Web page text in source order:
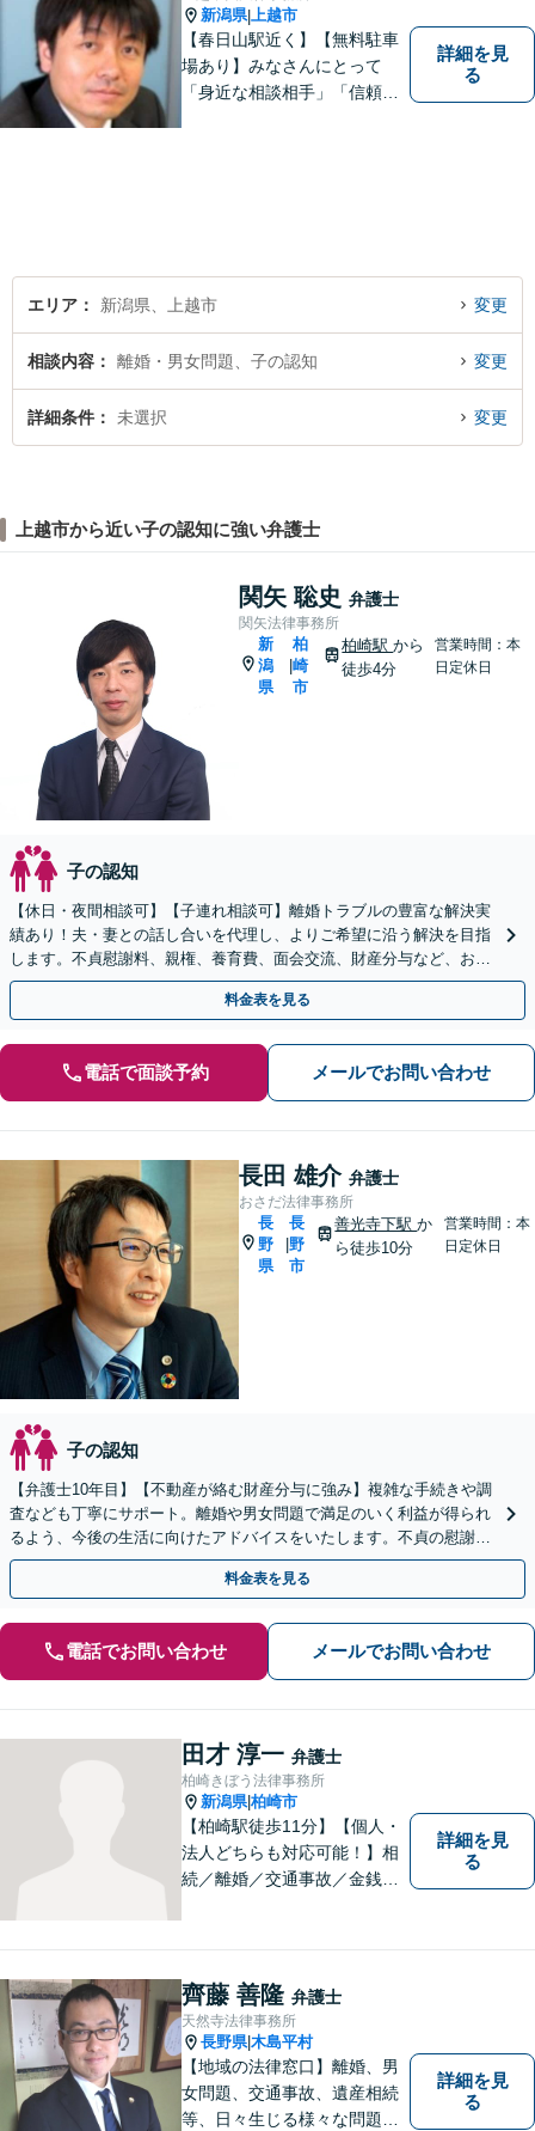
新潟県|上越市
【春日山駅近く】【無料駐車
場あり】みなさんにとって
「身近な相談相手」「信頼で
ください。
詳細を見
る
エリア 新潟県、上越市 変更
相談内容 離婚・男女問題、子の認知 変更
詳細条件 未選択 変更
上越市から近い子の認知に強い弁護士
関矢 聡史 弁護士
関矢法律事務所
新
潟
県
柏
崎
市
柏崎駅から
徒歩4分
営業時間：本
日定休日
子の認知
【休日・夜間相談可】【子連れ相談可】離婚トラブルの豊富な解決実
績あり！夫・妻との話し合いを代理し、よりご希望に沿う解決を目指
します。不貞慰謝料、親権、養育費、面会交流、財産分与など、お気
軽にご相談ください【柏崎駅4分】【弁護士歴10年以上】
料金表を見る
電話で面談予約 メールでお問い合わせ
長田 雄介 弁護士
おさだ法律事務所
長
野
県
長
野
市
善光寺下駅か
ら徒歩10分
営業時間：本
日定休日
子の認知
【弁護士10年目】【不動産が絡む財産分与に強み】複雑な手続きや調
査なども丁寧にサポート。離婚や男女問題で満足のいく利益が得られ
るよう、今後の生活に向けたアドバイスをいたします。不貞の慰謝料
請求もお任せください。【完全個室】【子連れ歓迎】
料金表を見る
電話でお問い合わせ メールでお問い合わせ
田才 淳一 弁護士
柏崎きぼう法律事務所
新潟県|柏崎市
【柏崎駅徒歩11分】【個人・
法人どちらも対応可能！】相
続／離婚／交通事故／金銭ト
解決方法をわかりやすく説明
し、元の生活に戻っていただ
けるよう尽力します。【地域
の皆様のお力になりたい】
詳細を見
る
齊藤 善隆 弁護士
天然寺法律事務所
長野県|木島平村
【地域の法律窓口】離婚、男
女問題、交通事故、遺産相続
等、日々生じる様々な問題に
詳細を見
る